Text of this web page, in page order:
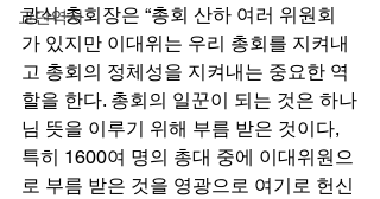
교단역사
광식 총회장은 “총회 산하 여러 위원회
가 있지만 이대위는 우리 총회를 지켜내
고 총회의 정체성을 지켜내는 중요한 역
할을 한다. 총회의 일꾼이 되는 것은 하나
님 뜻을 이루기 위해 부름 받은 것이다,
특히 1600여 명의 총대 중에 이대위원으
로 부름 받은 것을 영광으로 여기로 헌신